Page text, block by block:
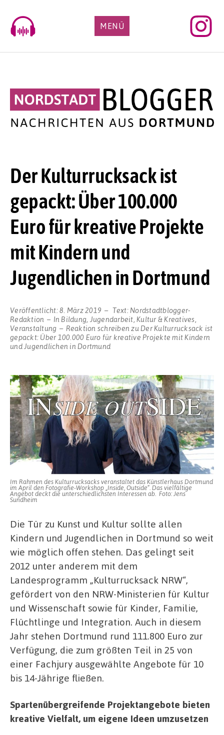
content
MENÜ
Der Kulturrucksack ist
gepackt: Über 100.000
Euro für kreative Projekte
mit Kindern und
Jugendlichen in Dortmund
Veröffentlicht:8. März 2019 Text: Nordstadtblogger-
Redaktion
In Bildung, Jugendarbeit, Kultur & Kreatives,
Veranstaltung
Reaktion schreiben zu Der Kulturrucksack ist
gepackt: Über 100.000 Euro für kreative Projekte mit Kindern
und Jugendlichen in Dortmund
Im Rahmen des Kulturrucksacks veranstaltet das Künstlerhaus Dortmund
im April den Fotografie-Workshop „Inside, Outside“. Das vielfältige
Angebot deckt die unterschiedlichsten Interessen ab. Foto: Jens
Sundheim
Die Tür zu Kunst und Kultur sollte allen
Kindern und Jugendlichen in Dortmund so weit
wie möglich offen stehen. Das gelingt seit
2012 unter anderem mit dem
Landesprogramm „Kulturrucksack NRW“,
gefördert von den NRW-Ministerien für Kultur
und Wissenschaft sowie für Kinder, Familie,
Flüchtlinge und Integration. Auch in diesem
Jahr stehen Dortmund rund 111.800 Euro zur
Verfügung, die zum größten Teil in 25 von
einer Fachjury ausgewählte Angebote für 10
bis 14-Jährige fließen.
Spartenübergreifende Projektangebote bieten
kreative Vielfalt, um eigene Ideen umzusetzen